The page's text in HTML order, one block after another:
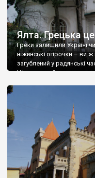
Ялта. Грецька
Греки залишили Україні
ніжинські огірочки – ви
загублений у радянські
Ніжин греки?